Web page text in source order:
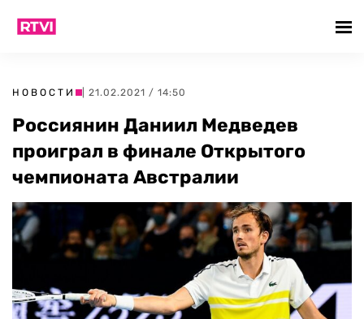
НОВОСТИ | 21.02.2021 / 14:50
Россиянин Даниил Медведев
проиграл в финале Открытого
чемпионата Австралии